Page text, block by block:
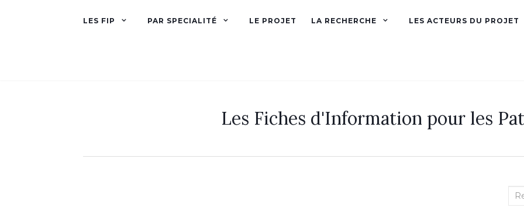
LES FIP PAR SPECIALITÉ LE PROJET LA RECHERCHE LES ACTEURS DU PROJET
Les Fiches d'Information pour les